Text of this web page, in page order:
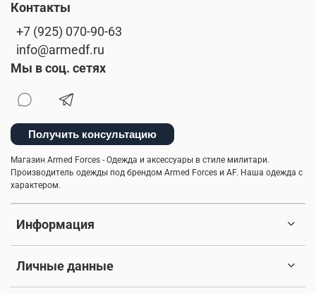
Информация
Личные данные
Контакты
+7 (925) 070-90-63
info@armedf.ru
Мы в соц. сетях
Получить консультацию
Магазин Armed Forces - Одежда и аксессуары в стиле милитари.
Производитель одежды под брендом Armed Forces и AF. Наша одежда с
характером.